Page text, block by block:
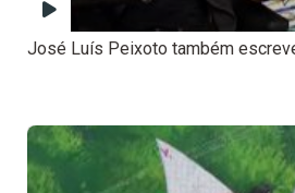
José Luís Peixoto também